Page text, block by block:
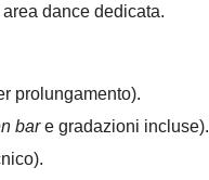
dance dedicata.
prolungamento).
bare gradazioni incluse).